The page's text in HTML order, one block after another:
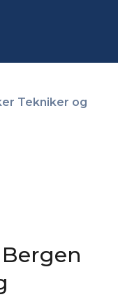
Tekniker og
Bergen